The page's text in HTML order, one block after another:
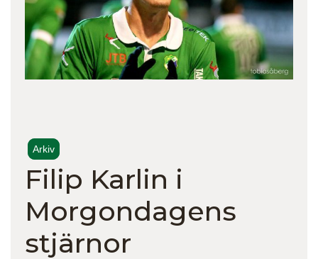
Arkiv
Filip Karlin i
Morgondagens
stjärnor